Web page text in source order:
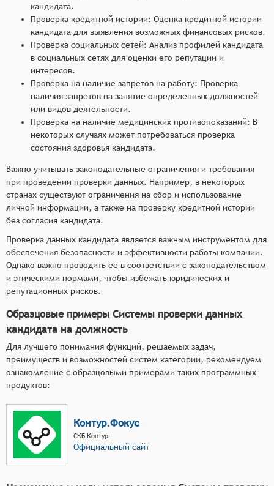
кандидата.
Проверка кредитной истории: Оценка кредитной истории
кандидата для выявления возможных финансовых рисков.
Проверка социальных сетей: Анализ профилей кандидата
в социальных сетях для оценки его репутации и
интересов.
Проверка на наличие запретов на работу: Проверка
наличия запретов на занятие определенных должностей
или видов деятельности.
Проверка на наличие медицинских противопоказаний: В
некоторых случаях может потребоваться проверка
состояния здоровья кандидата.
Важно учитывать законодательные ограничения и требования
при проведении проверки данных. Например, в некоторых
странах существуют ограничения на сбор и использование
личной информации, а также на проверку кредитной истории
без согласия кандидата.
Проверка данных кандидата является важным инструментом для
обеспечения безопасности и эффективности работы компании.
Однако важно проводить ее в соответствии с законодательством
и этическими нормами, чтобы избежать юридических и
репутационных рисков.
Образцовые примеры Системы проверки данных
кандидата на должность
Для лучшего понимания функций, решаемых задач,
преимуществ и возможностей систем категории, рекомендуем
ознакомление с образцовыми примерами таких программных
продуктов:
Контур.Фокус
СКБ Контур
Официальный сайт